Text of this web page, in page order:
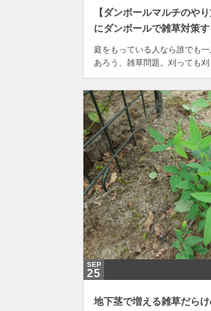
【ダンボールマルチのや
にダンボールで雑草対策
庭をもっている人なら誰でも
あろう、雑草問題。刈っても
えてくる雑草に頭を悩ませて
んわたしもその一人で、でき
と思っています。雑草対策と
草シートでマルチングをする
SEP
25
地下茎で増える雑草だら